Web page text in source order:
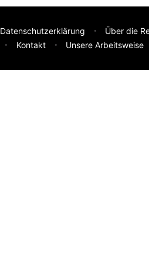
Datenschutzerklärung Über die
Kontakt Unsere Arbeitsweise